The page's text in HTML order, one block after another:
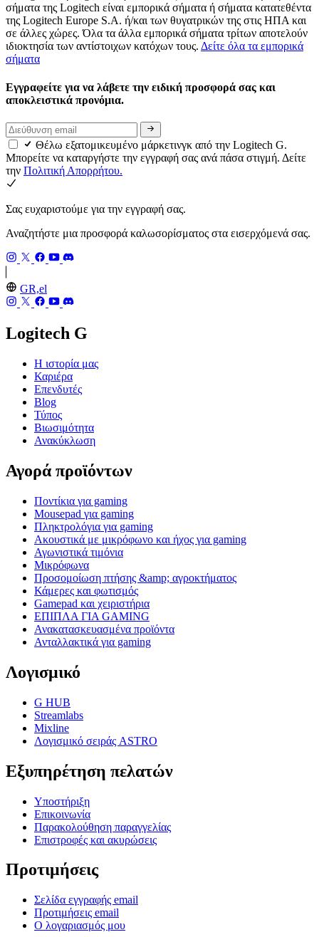
σήματα της Logitech είναι εμπορικά σήματα ή σήματα κατατεθέντα
της Logitech Europe S.A. ή/και των θυγατρικών της στις ΗΠΑ και
σε άλλες χώρες. Όλα τα άλλα εμπορικά σήματα τρίτων αποτελούν
ιδιοκτησία των αντίστοιχων κατόχων τους. Δείτε όλα τα εμπορικά
σήματα
Εγγραφείτε για να λάβετε την ειδική προσφορά σας και
αποκλειστικά προνόμια.
Θέλω εξατομικευμένο μάρκετινγκ από την Logitech G.
Μπορείτε να καταργήστε την εγγραφή σας ανά πάσα στιγμή. Δείτε
την Πολιτική Απορρήτου.
Σας ευχαριστούμε για την εγγραφή σας.
Αναζητήστε μια προσφορά καλωσορίσματος στα εισερχόμενά σας.
GR,el
Logitech G
Η ιστορία μας
Καριέρα
Επενδυτές
Blog
Τύπος
Βιωσιμότητα
Ανακύκλωση
Αγορά προϊόντων
Ποντίκια για gaming
Mousepad για gaming
Πληκτρολόγια για gaming
Ακουστικά με μικρόφωνο και ήχος για gaming
Αγωνιστικά τιμόνια
Μικρόφωνα
Προσομοίωση πτήσης &amp; αγροκτήματος
Κάμερες και φωτισμός
Gamepad και χειριστήρια
ΕΠΙΠΛΑ ΓΙΑ GAMING
Ανακατασκευασμένα προϊόντα
Ανταλλακτικά για gaming
Λογισμικό
G HUB
Streamlabs
Mixline
Λογισμικό σειράς ASTRO
Εξυπηρέτηση πελατών
Υποστήριξη
Επικοινωνία
Παρακολούθηση παραγγελίας
Επιστροφές και ακυρώσεις
Προτιμήσεις
Σελίδα εγγραφής email
Προτιμήσεις email
Ο λογαριασμός μου